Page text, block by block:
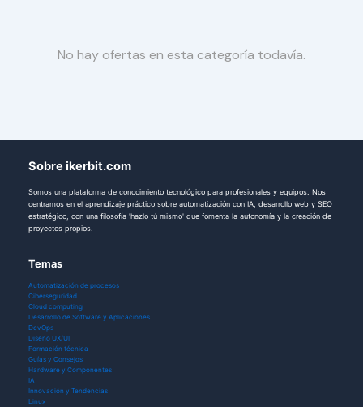
No hay ofertas en esta categoría todavía.
Sobre ikerbit.com
Somos una plataforma de conocimiento tecnológico para profesionales y equipos. Nos
centramos en el aprendizaje práctico sobre automatización con IA, desarrollo web y SEO
estratégico, con una filosofía 'hazlo tú mismo' que fomenta la autonomía y la creación de
proyectos propios.
Temas
Automatización de procesos
Ciberseguridad
Cloud computing
Desarrollo de Software y Aplicaciones
DevOps
Diseño UX/UI
Formación técnica
Guías y Consejos
Hardware y Componentes
IA
Innovación y Tendencias
Linux